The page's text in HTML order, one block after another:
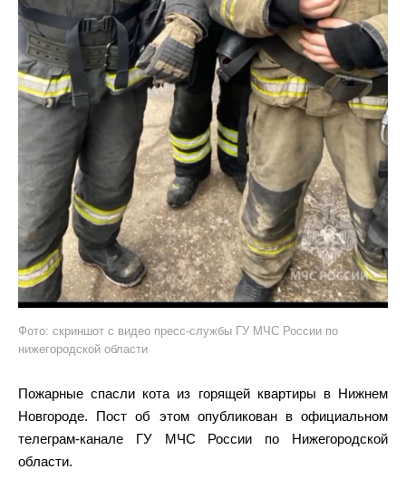
Фото: скриншот с видео пресс-службы ГУ МЧС России по
нижегородской области
Пожарные спасли кота из горящей квартиры в Нижнем
Новгороде. Пост об этом опубликован в официальном
телеграм-канале ГУ МЧС России по Нижегородской
области.